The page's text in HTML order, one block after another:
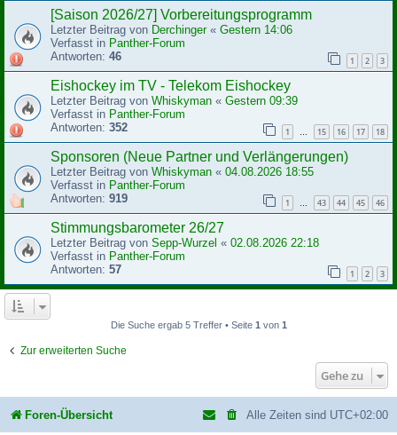
[Saison 2026/27] Vorbereitungsprogramm
Letzter Beitrag von Derchinger« Gestern 14:06
Verfasst in Panther-Forum
Antworten: 46 1 2 3
Eishockey im TV - Telekom Eishockey
Letzter Beitrag von Whiskyman « Gestern 09:39
Verfasst in Panther-Forum
Antworten: 352 1 … 15 16 17 18
Sponsoren (Neue Partner und Verlängerungen)
Letzter Beitrag von Whiskyman « 04.08.2026 18:55
Verfasst in Panther-Forum
Antworten: 919 1 … 43 44 45 46
Stimmungsbarometer 26/27
Letzter Beitrag von Sepp-Wurzel « 02.08.2026 22:18
Verfasst in Panther-Forum
Antworten: 57 1 2 3
Die Suche ergab 5 Treffer • Seite 1von 1
Zur erweiterten Suche
Gehe zu
Foren-Übersicht Alle Zeiten sind UTC+02:00